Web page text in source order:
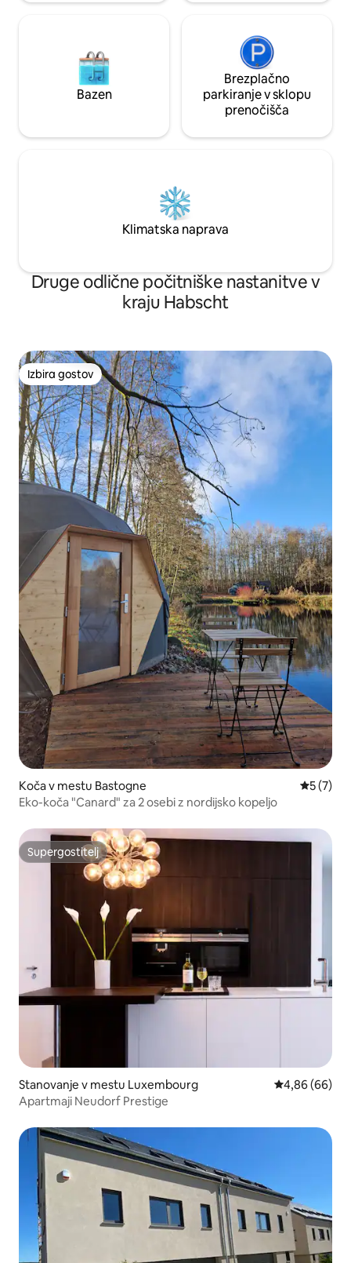
Bazen
Brezplačno
parkiranje v sklopu
prenočišča
Klimatska naprava
Druge odlične počitniške nastanitve v
kraju Habscht
Izbira gostov
Izbira gostov
Koča v mestu Bastogne
5 (7)
Eko-koča "Canard" za 2 osebi z nordijsko kopeljo
Supergostitelj
Supergostitelj
Stanovanje v mestu Luxembourg Povprečna
4,86 (66)
Apartmaji Neudorf Prestige